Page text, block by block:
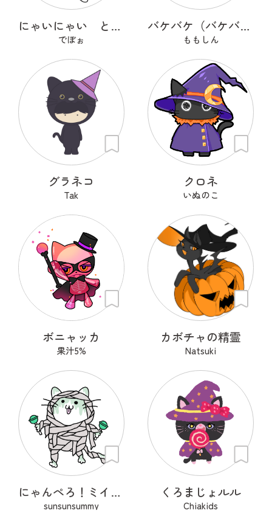
にゃいにゃい と ねこつ
でぼぉ
バケバケ（バケバケはネコ）
ももしん
グラネコ
Tak
クロネ
いぬのこ
ボニャッカ
果汁5%
カボチャの精霊
Natsuki
にゃんぺろ！ミイラッ
sunsunsummy
くろまじょルル
Chiakids